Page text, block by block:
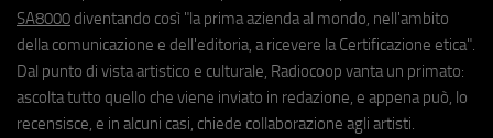
SA8000 diventando così "la prima azienda al mondo, nell'ambito
della comunicazione e dell'editoria, a ricevere la Certificazione etica".
Dal punto di vista artistico e culturale, Radiocoop vanta un primato:
ascolta tutto quello che viene inviato in redazione, e appena può, lo
recensisce, e in alcuni casi, chiede collaborazione agli artisti.